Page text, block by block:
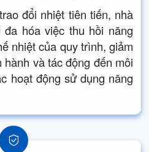
đổi nhiệt tiên tiến, nhà
hóa việc thu hồi năng
nhiệt của quy trình, giảm
và tác động đến môi
hoạt động sử dụng năng